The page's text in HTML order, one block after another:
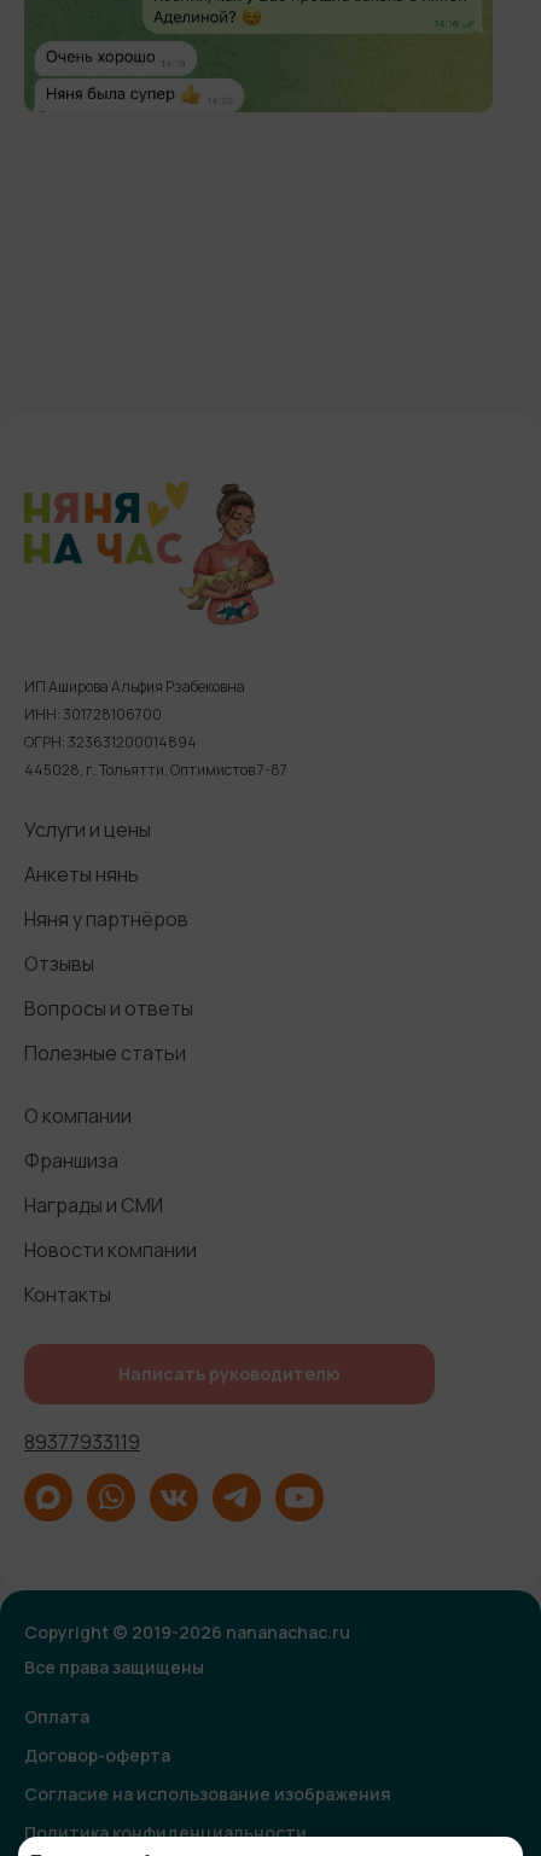
ИП Аширова Альфия Рзабековна
ИНН: 301728106700
ОГРН: 323631200014894
445028, г. Тольятти, Оптимистов 7-87
Услуги и цены
Анкеты нянь
Няня у партнёров
Отзывы
Вопросы и ответы
Полезные статьи
О компании
Франшиза
Награды и СМИ
Новости компании
Контакты
Написать руководителю
89377933119
Copyright © 2019-2026 nananachac.ru
Все права защищены
Оплата
Договор-оферта
Согласие на использование изображения
Политика конфиденциальности